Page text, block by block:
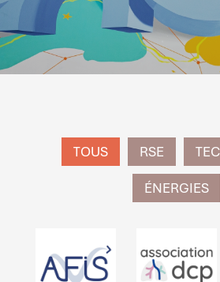
TOUS RSE
ÉNERGIES